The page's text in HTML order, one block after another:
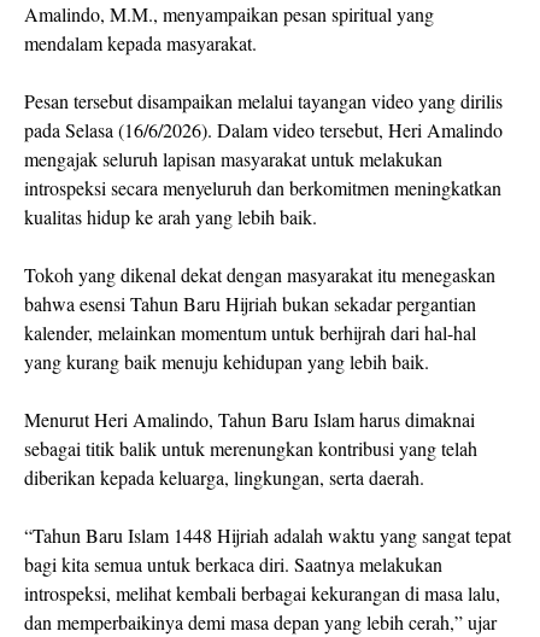
Amalindo, M.M., menyampaikan pesan spiritual yang
mendalam kepada masyarakat.
Pesan tersebut disampaikan melalui tayangan video yang dirilis
pada Selasa (16/6/2026). Dalam video tersebut, Heri Amalindo
mengajak seluruh lapisan masyarakat untuk melakukan
introspeksi secara menyeluruh dan berkomitmen meningkatkan
kualitas hidup ke arah yang lebih baik.
Tokoh yang dikenal dekat dengan masyarakat itu menegaskan
bahwa esensi Tahun Baru Hijriah bukan sekadar pergantian
kalender, melainkan momentum untuk berhijrah dari hal-hal
yang kurang baik menuju kehidupan yang lebih baik.
Menurut Heri Amalindo, Tahun Baru Islam harus dimaknai
sebagai titik balik untuk merenungkan kontribusi yang telah
diberikan kepada keluarga, lingkungan, serta daerah.
“Tahun Baru Islam 1448 Hijriah adalah waktu yang sangat tepat
bagi kita semua untuk berkaca diri. Saatnya melakukan
introspeksi, melihat kembali berbagai kekurangan di masa lalu,
dan memperbaikinya demi masa depan yang lebih cerah,” ujar